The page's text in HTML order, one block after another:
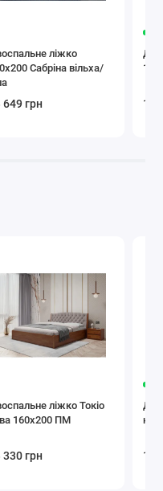
ліжко
Сабріна вільха/
649 грн 18
ліжко Токіо
160х200 ПМ
330 грн 15